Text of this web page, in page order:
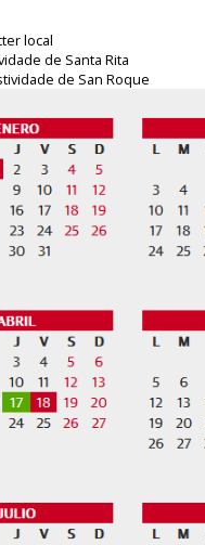
local
de Santa Rita
de San Roque